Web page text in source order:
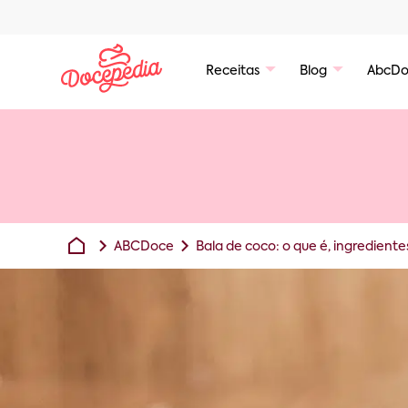
Receitas Blog
ABCDoce Bala de coco: o que é,